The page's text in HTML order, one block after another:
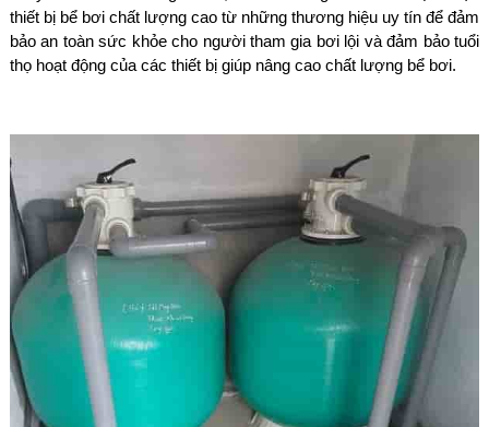
thiết bị bể bơi chất lượng cao từ những thương hiệu uy tín để đảm
bảo an toàn sức khỏe cho người tham gia bơi lội và đảm bảo tuổi
thọ hoạt động của các thiết bị giúp nâng cao chất lượng bể bơi.